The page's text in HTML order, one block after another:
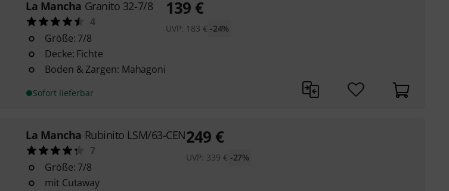
La Mancha Granito 32-7/8
4
Größe: 7/8
Decke: Fichte
Boden & Zargen: Mahagoni
Sofort lieferbar
139 €
UVP: 183 € -24%
La Mancha Rubinito LSM/63-CEN
7
Größe: 7/8
mit Cutaway
249 €
UVP: 339 € -27%